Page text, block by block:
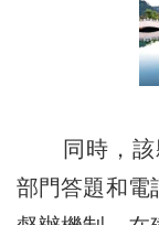
同時，該縣
部門答題和電